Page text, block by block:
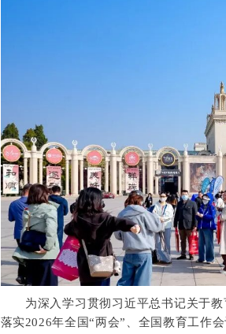
为深入学习贯彻习近平总书记关于教
落实2026年全国“两会”、全国教育工作